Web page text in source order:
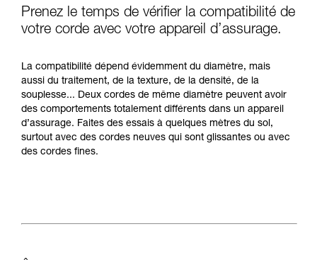
Prenez le temps de vérifier la compatibilité de
votre corde avec votre appareil d’assurage.
La compatibilité dépend évidemment du diamètre, mais
aussi du traitement, de la texture, de la densité, de la
souplesse... Deux cordes de même diamètre peuvent avoir
des comportements totalement différents dans un appareil
d’assurage. Faites des essais à quelques mètres du sol,
surtout avec des cordes neuves qui sont glissantes ou avec
des cordes fines.